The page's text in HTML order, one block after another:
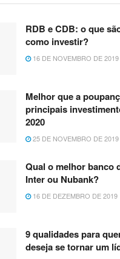
RDB e CDB: o que
como investir?
16 DE NOVEMBRO DE 2019
Melhor que a
principais
2020
25 DE NOVEMBRO DE 2019
Qual o melhor banco
Inter ou Nubank?
16 DE DEZEMBRO DE 2019
9 qualidades para
deseja se tornar um